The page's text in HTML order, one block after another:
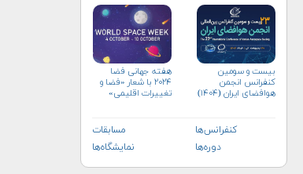
بیست و سومین
کنفرانس انجمن
هوافضای ايران (۱۴۰۴)
هفته جهانی فضا
۲۰۲۴ با شعار «فضا و
تغییرات اقلیمی»
کنفرانس‌ها
مسابقات
دوره‌ها
نمایشگاه‌ها